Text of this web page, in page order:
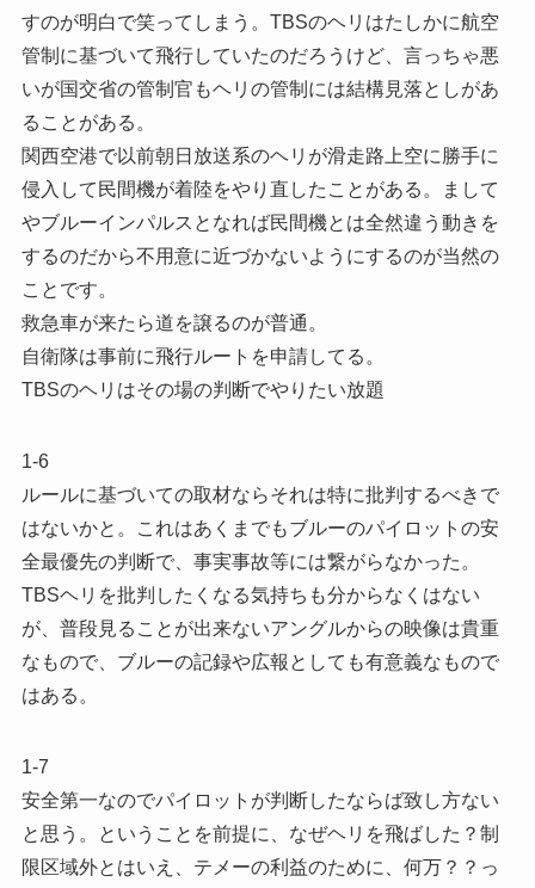
すのが明白で笑ってしまう。TBSのヘリはたしかに航空
管制に基づいて飛行していたのだろうけど、言っちゃ悪
いが国交省の管制官もヘリの管制には結構見落としがあ
ることがある。
関西空港で以前朝日放送系のヘリが滑走路上空に勝手に
侵入して民間機が着陸をやり直したことがある。まして
やブルーインパルスとなれば民間機とは全然違う動きを
するのだから不用意に近づかないようにするのが当然の
ことです。
救急車が来たら道を譲るのが普通。
自衛隊は事前に飛行ルートを申請してる。
TBSのヘリはその場の判断でやりたい放題
1-6
ルールに基づいての取材ならそれは特に批判するべきで
はないかと。これはあくまでもブルーのパイロットの安
全最優先の判断で、事実事故等には繋がらなかった。
TBSヘリを批判したくなる気持ちも分からなくはない
が、普段見ることが出来ないアングルからの映像は貴重
なもので、ブルーの記録や広報としても有意義なもので
はある。
1-7
安全第一なのでパイロットが判断したならば致し方ない
と思う。ということを前提に、なぜヘリを飛ばした？制
限区域外とはいえ、テメーの利益のために、何万？？っ